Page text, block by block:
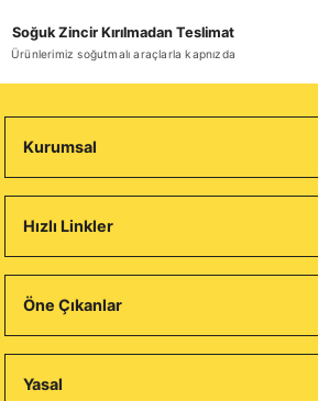
Sepete Ekle
Soğuk Zincir Kırılmadan Teslimat
Ürünlerimiz soğutmalı araçlarla kapnızda
Kurumsal
Hızlı Linkler
Öne Çıkanlar
Yasal